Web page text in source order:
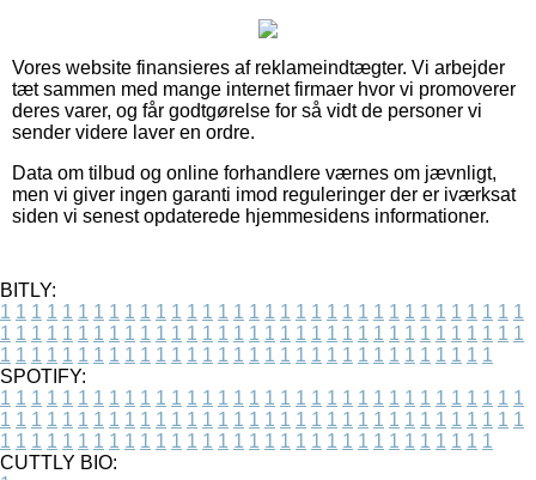
Vores website finansieres af reklameindtægter. Vi arbejder
tæt sammen med mange internet firmaer hvor vi promoverer
deres varer, og får godtgørelse for så vidt de personer vi
sender videre laver en ordre.
Data om tilbud og online forhandlere værnes om jævnligt,
men vi giver ingen garanti imod reguleringer der er iværksat
siden vi senest opdaterede hjemmesidens informationer.
BITLY:
1 1 1 1 1 1 1 1 1 1 1 1 1 1 1 1 1 1 1 1 1 1 1 1 1 1 1 1 1 1 1 1 1 1
1 1 1 1 1 1 1 1 1 1 1 1 1 1 1 1 1 1 1 1 1 1 1 1 1 1 1 1 1 1 1 1 1 1
1 1 1 1 1 1 1 1 1 1 1 1 1 1 1 1 1 1 1 1 1 1 1 1 1 1 1 1 1 1 1 1
SPOTIFY:
1 1 1 1 1 1 1 1 1 1 1 1 1 1 1 1 1 1 1 1 1 1 1 1 1 1 1 1 1 1 1 1 1 1
1 1 1 1 1 1 1 1 1 1 1 1 1 1 1 1 1 1 1 1 1 1 1 1 1 1 1 1 1 1 1 1 1 1
1 1 1 1 1 1 1 1 1 1 1 1 1 1 1 1 1 1 1 1 1 1 1 1 1 1 1 1 1 1 1 1
CUTTLY BIO: